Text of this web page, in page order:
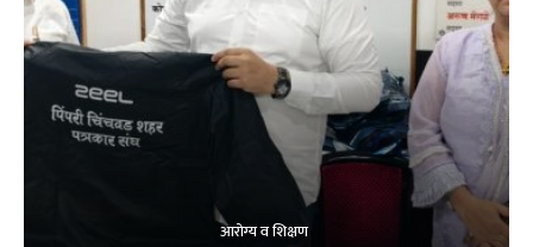
आरोग्य व शिक्षण